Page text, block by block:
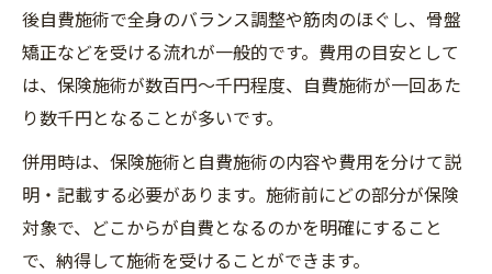
後自費施術で全身のバランス調整や筋肉のほぐし、骨盤
矯正などを受ける流れが一般的です。費用の目安として
は、保険施術が数百円～千円程度、自費施術が一回あた
り数千円となることが多いです。
併用時は、保険施術と自費施術の内容や費用を分けて説
明・記載する必要があります。施術前にどの部分が保険
対象で、どこからが自費となるのかを明確にすること
で、納得して施術を受けることができます。